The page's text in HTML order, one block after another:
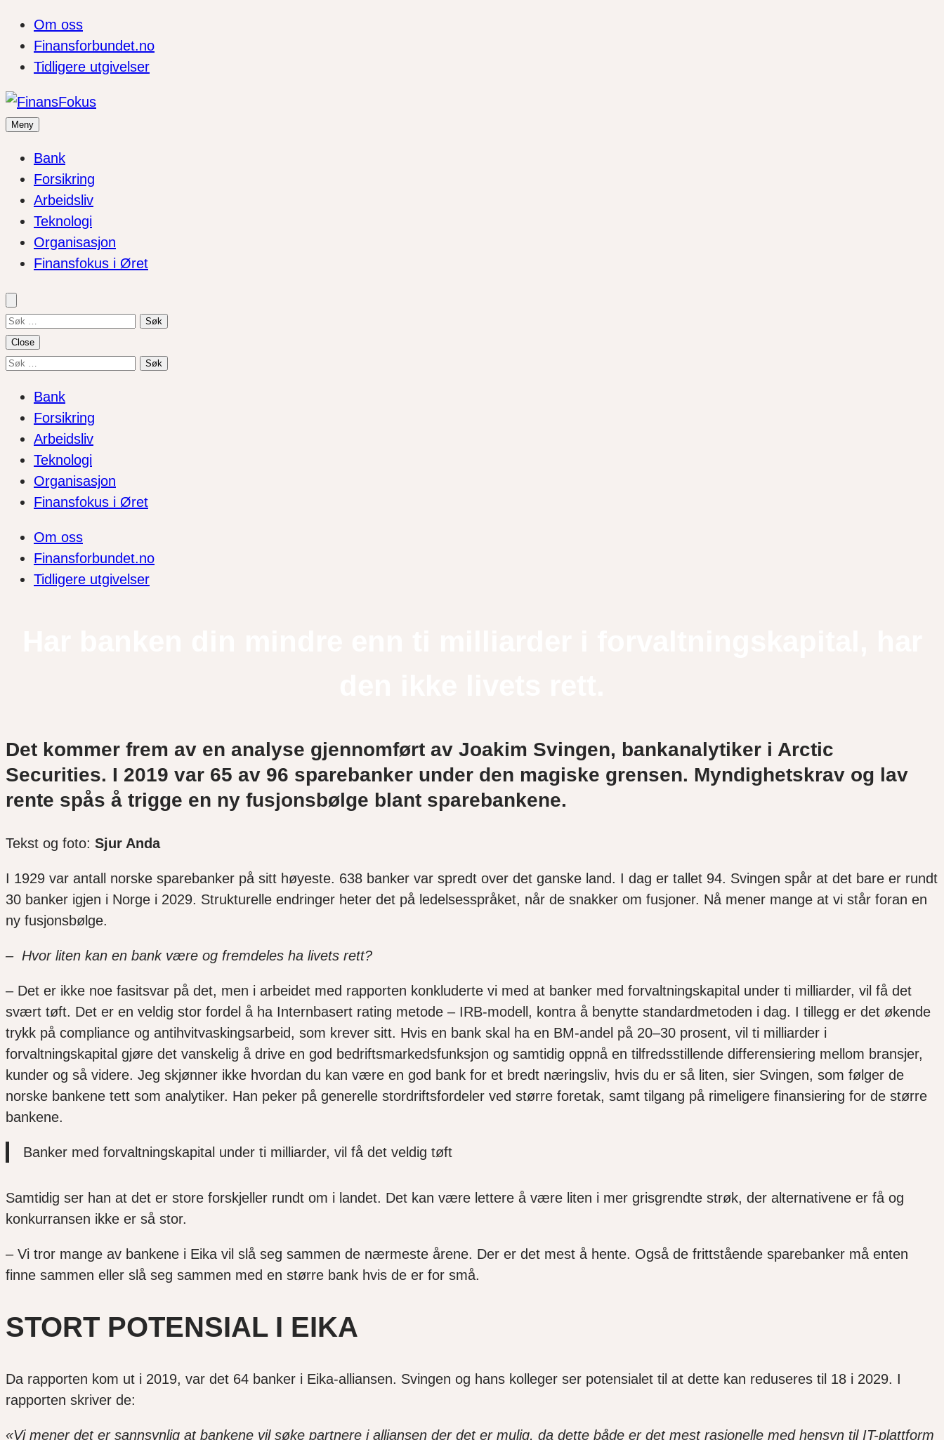
Om oss
Finansforbundet.no
Tidligere utgivelser
Meny
Bank
Forsikring
Arbeidsliv
Teknologi
Organisasjon
Finansfokus i Øret
Søk
etter:
Close
Søk
Bank
Forsikring
Arbeidsliv
Teknologi
Organisasjon
Finansfokus i Øret
Om oss
Finansforbundet.no
Tidligere utgivelser
Det kommer frem av en analyse gjennomført av Joakim Svingen, bankanalytiker i Arctic
Securities. I 2019 var 65 av 96 sparebanker under den magiske grensen. Myndighetskrav og lav
rente spås å trigge en ny fusjonsbølge blant sparebankene.
Tekst og foto: Sjur Anda
I 1929 var antall norske sparebanker på sitt høyeste. 638 banker var spredt over det ganske land. I dag er tallet 94. Svingen spår at det bare er rundt
30 banker igjen i Norge i 2029. Strukturelle endringer heter det på ledelsesspråket, når de snakker om fusjoner. Nå mener mange at vi står foran en
ny fusjonsbølge.
– Hvor liten kan en bank være og fremdeles ha livets rett?
– Det er ikke noe fasitsvar på det, men i arbeidet med rapporten konkluderte vi med at banker med forvaltningskapital under ti milliarder, vil få det
svært tøft. Det er en veldig stor fordel å ha Internbasert rating metode – IRB-modell, kontra å benytte standardmetoden i dag. I tillegg er det økende
trykk på compliance og antihvitvaskingsarbeid, som krever sitt. Hvis en bank skal ha en BM-andel på 20–30 prosent, vil ti milliarder i
forvaltningskapital gjøre det vanskelig å drive en god bedriftsmarkedsfunksjon og samtidig oppnå en tilfredsstillende differensiering mellom bransjer,
kunder og så videre. Jeg skjønner ikke hvordan du kan være en god bank for et bredt næringsliv, hvis du er så liten, sier Svingen, som følger de
norske bankene tett som analytiker. Han peker på generelle stordriftsfordeler ved større foretak, samt tilgang på rimeligere finansiering for de større
bankene.
Banker med forvaltningskapital under ti milliarder, vil få det veldig tøft
Samtidig ser han at det er store forskjeller rundt om i landet. Det kan være lettere å være liten i mer grisgrendte strøk, der alternativene er få og
konkurransen ikke er så stor.
– Vi tror mange av bankene i Eika vil slå seg sammen de nærmeste årene. Der er det mest å hente. Også de frittstående sparebanker må enten
finne sammen eller slå seg sammen med en større bank hvis de er for små.
STORT POTENSIAL I EIKA
Da rapporten kom ut i 2019, var det 64 banker i Eika-alliansen. Svingen og hans kolleger ser potensialet til at dette kan reduseres til 18 i 2029. I
rapporten skriver de:
«Vi mener det er sannsynlig at bankene vil søke partnere i alliansen der det er mulig, da dette både er det mest rasjonelle med hensyn til IT-plattform